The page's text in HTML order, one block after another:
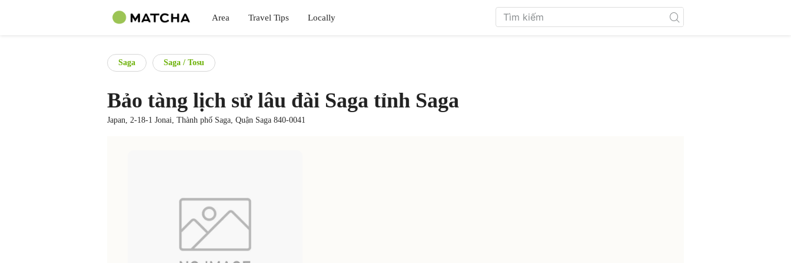
Area Travel Tips Locally
Saga Saga / Tosu
Bảo tàng lịch sử lâu đài Saga tỉnh Saga
Japan, 2-18-1 Jonai, Thành phố Saga, Quận Saga 840-0041